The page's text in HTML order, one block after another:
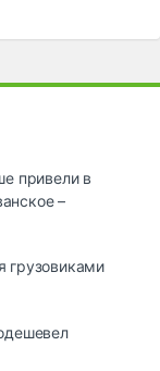
привели в
–
грузовиками